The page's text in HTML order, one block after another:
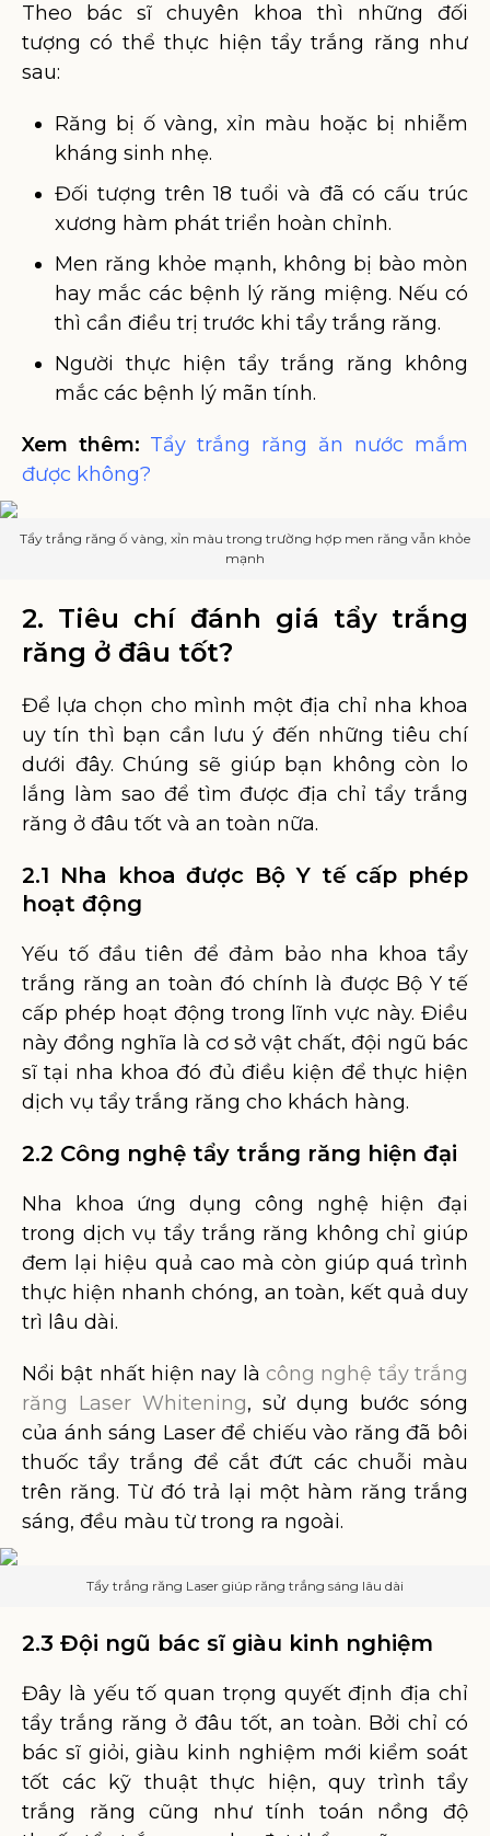
Theo bác sĩ chuyên khoa thì những đối
tượng có thể thực hiện tẩy trắng răng như
sau:
Răng bị ố vàng, xỉn màu hoặc bị nhiễm
kháng sinh nhẹ.
Đối tượng trên 18 tuổi và đã có cấu trúc
xương hàm phát triển hoàn chỉnh.
Men răng khỏe mạnh, không bị bào mòn
hay mắc các bệnh lý răng miệng. Nếu có
thì cần điều trị trước khi tẩy trắng răng.
Người thực hiện tẩy trắng răng không
mắc các bệnh lý mãn tính.
Xem thêm: Tẩy trắng răng ăn nước mắm
được không?
Tẩy trắng răng ố vàng, xỉn màu trong trường hợp men răng vẫn khỏe
mạnh
2. Tiêu chí đánh giá tẩy trắng
răng ở đâu tốt?
Để lựa chọn cho mình một địa chỉ nha khoa
uy tín thì bạn cần lưu ý đến những tiêu chí
dưới đây. Chúng sẽ giúp bạn không còn lo
lắng làm sao để tìm được địa chỉ tẩy trắng
răng ở đâu tốt và an toàn nữa.
2.1 Nha khoa được Bộ Y tế cấp phép
hoạt động
Yếu tố đầu tiên để đảm bảo nha khoa tẩy
trắng răng an toàn đó chính là được Bộ Y tế
cấp phép hoạt động trong lĩnh vực này. Điều
này đồng nghĩa là cơ sở vật chất, đội ngũ bác
sĩ tại nha khoa đó đủ điều kiện để thực hiện
dịch vụ tẩy trắng răng cho khách hàng.
2.2 Công nghệ tẩy trắng răng hiện đại
Nha khoa ứng dụng công nghệ hiện đại
trong dịch vụ tẩy trắng răng không chỉ giúp
đem lại hiệu quả cao mà còn giúp quá trình
thực hiện nhanh chóng, an toàn, kết quả duy
trì lâu dài.
Nổi bật nhất hiện nay là công nghệ tẩy trắng
răng Laser Whitening, sử dụng bước sóng
của ánh sáng Laser để chiếu vào răng đã bôi
thuốc tẩy trắng để cắt đứt các chuỗi màu
trên răng. Từ đó trả lại một hàm răng trắng
sáng, đều màu từ trong ra ngoài.
Tẩy trắng răng Laser giúp răng trắng sáng lâu dài
2.3 Đội ngũ bác sĩ giàu kinh nghiệm
Đây là yếu tố quan trọng quyết định địa chỉ
tẩy trắng răng ở đâu tốt, an toàn. Bởi chỉ có
bác sĩ giỏi, giàu kinh nghiệm mới kiểm soát
tốt các kỹ thuật thực hiện, quy trình tẩy
trắng răng cũng như tính toán nồng độ